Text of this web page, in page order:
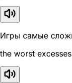
Игры самые
the worst